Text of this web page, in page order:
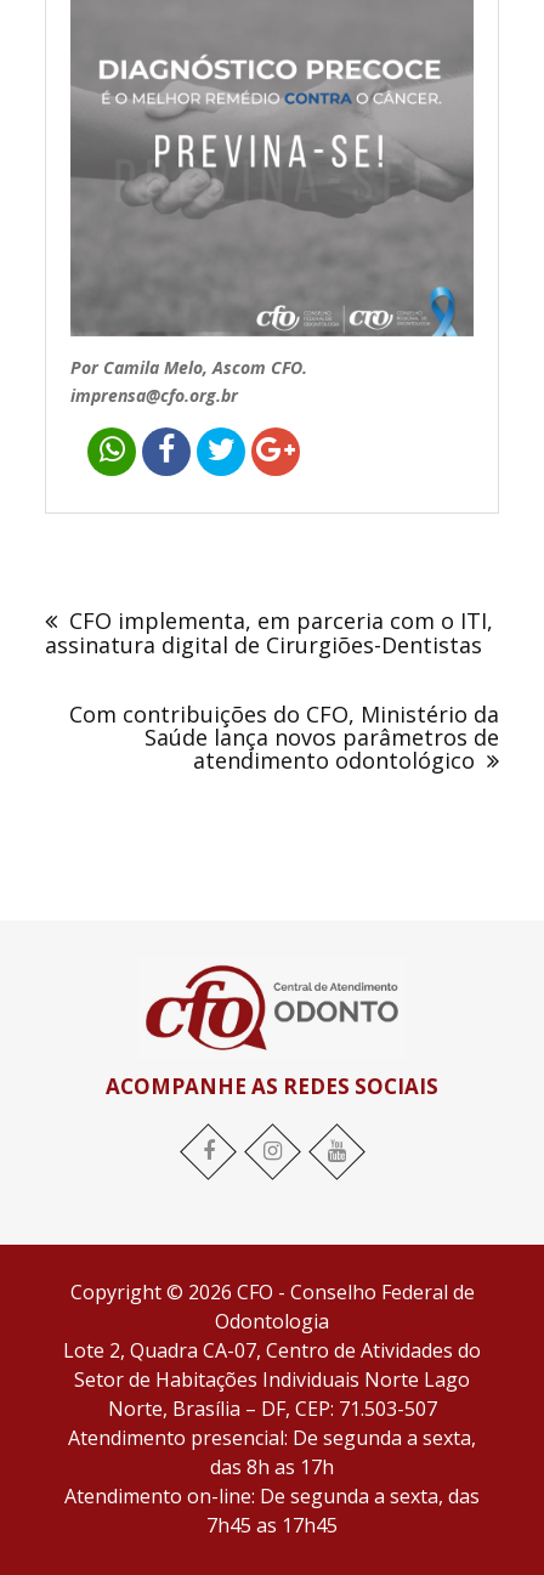
Por Camila Melo, Ascom CFO.
imprensa@cfo.org.br
PostCFO implementa, em parceria com o ITI,
assinatura digital de Cirurgiões-Dentistas
Com contribuições do CFO, Ministério da
Saúde lança novos parâmetros de
atendimento odontológico
ACOMPANHE AS REDES SOCIAIS
Facebook Instagram YouTube
Copyright © 2026 CFO - Conselho Federal de
Odontologia
Lote 2, Quadra CA-07, Centro de Atividades do
Setor de Habitações Individuais Norte Lago
Norte, Brasília – DF, CEP: 71.503-507
Atendimento presencial: De segunda a sexta,
das 8h as 17h
Atendimento on-line: De segunda a sexta, das
7h45 as 17h45